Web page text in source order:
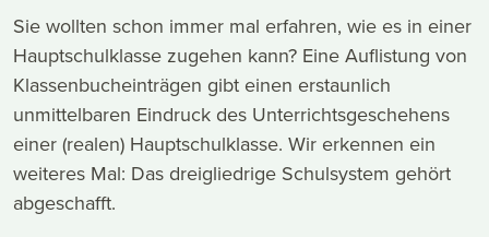
Sie wollten schon immer mal erfahren, wie es in einer
Hauptschulklasse zugehen kann? Eine Auflistung von
Klassenbucheinträgen gibt einen erstaunlich
unmittelbaren Eindruck des Unterrichtsgeschehens
einer (realen) Hauptschulklasse. Wir erkennen ein
weiteres Mal: Das dreigliedrige Schulsystem gehört
abgeschafft.